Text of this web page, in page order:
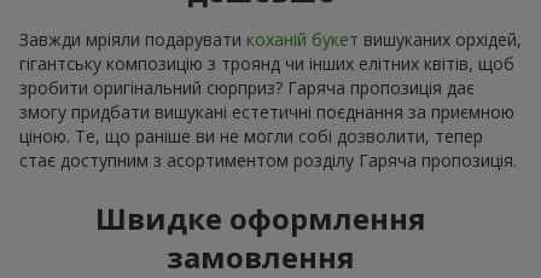
Завжди мріяли подарувати коханій букет вишуканих орхідей,
гігантську композицію з троянд чи інших елітних квітів, щоб
зробити оригінальний сюрприз? Гаряча пропозиція дає
змогу придбати вишукані естетичні поєднання за приємною
ціною. Те, що раніше ви не могли собі дозволити, тепер
стає доступним з асортиментом розділу Гаряча пропозиція.
Швидке оформлення
замовлення